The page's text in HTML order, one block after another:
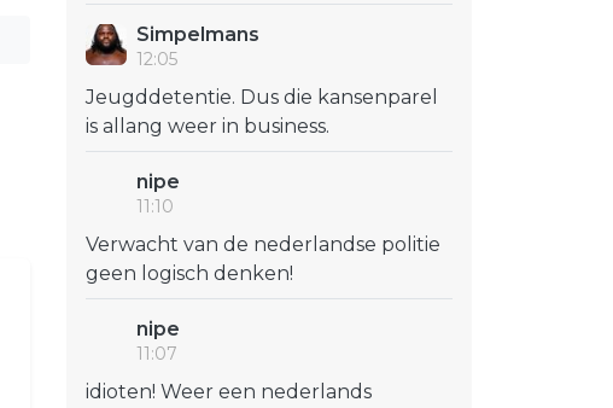
Simpelmans
12:05
Jeugddetentie. Dus die kansenparel
is allang weer in business.
nipe
11:10
Verwacht van de nederlandse politie
geen logisch denken!
nipe
11:07
idioten! Weer een nederlands